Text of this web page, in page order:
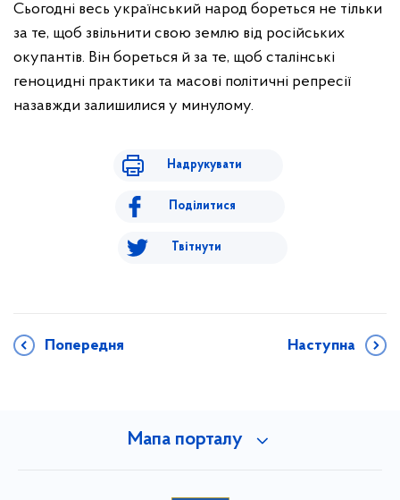
Сьогодні весь український народ бореться не тільки
за те, щоб звільнити свою землю від російських
окупантів. Він бореться й за те, щоб сталінські
геноцидні практики та масові політичні репресії
назавжди залишилися у минулому.
Надрукувати
Поділитися
Твітнути
Попередня Наступна
Мапа порталу